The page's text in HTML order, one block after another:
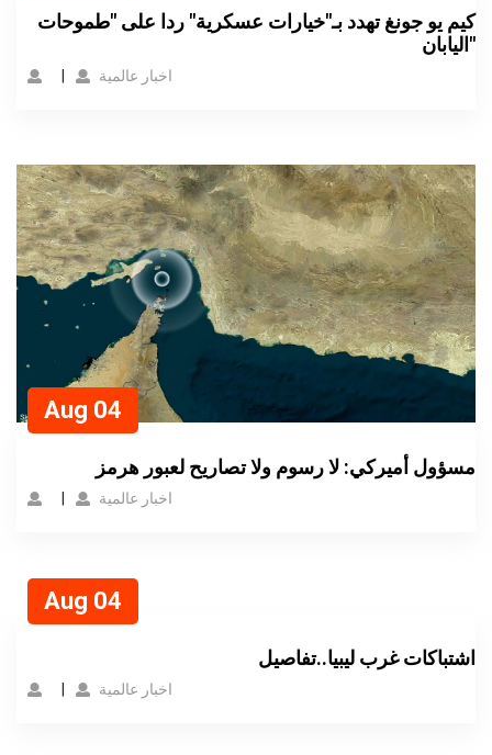
كيم يو جونغ تهدد بـ"خيارات عسكرية" ردا على "طموحات
اليابان"
اخبار عالمية
Aug 04
مسؤول أميركي: لا رسوم ولا تصاريح لعبور هرمز
اخبار عالمية
Aug 04
اشتباكات غرب ليبيا..تفاصيل
اخبار عالمية